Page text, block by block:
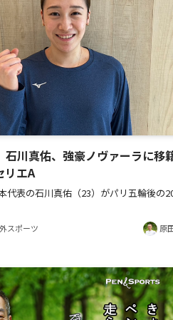
石川真佑、強豪ノヴァーラに移
リエA
代表の石川真佑（23）がパリ五輪後の
スポーツ 原